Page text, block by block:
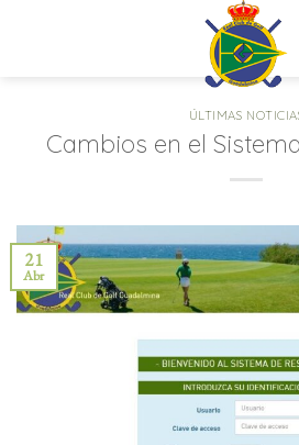
ÚLTIMAS
Cambios en el
21
Abr